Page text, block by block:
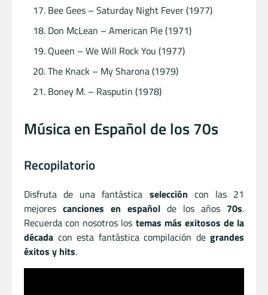
Bee Gees – Saturday Night Fever (1977)
Don McLean – American Pie (1971)
Queen – We Will Rock You (1977)
The Knack – My Sharona (1979)
Boney M. – Rasputin (1978)
Música en Español de los 70s
Recopilatorio
Disfruta de una fantástica selección con las 21
mejores canciones en español de los años 70s.
Recuerda con nosotros los temas más exitosos de la
década con esta fantástica compilación de grandes
éxitos y hits.